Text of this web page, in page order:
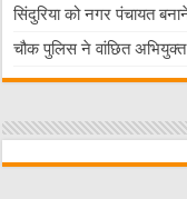
सिंदुरिया को नगर पंचायत
चौक पुलिस ने वांछित अभियुक्त